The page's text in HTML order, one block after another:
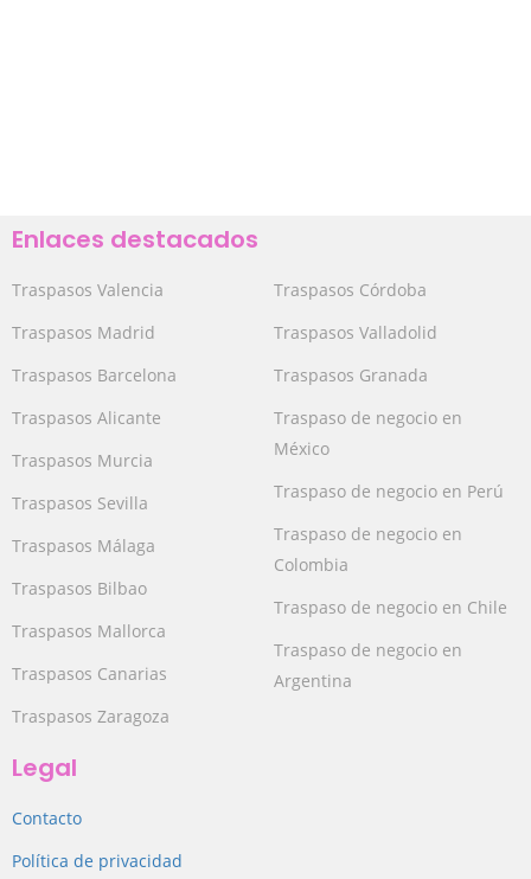
Enlaces destacados
Traspasos Valencia
Traspasos Madrid
Traspasos Barcelona
Traspasos Alicante
Traspasos Murcia
Traspasos Sevilla
Traspasos Málaga
Traspasos Bilbao
Traspasos Mallorca
Traspasos Canarias
Traspasos Zaragoza
Traspasos Córdoba
Traspasos Valladolid
Traspasos Granada
Traspaso de negocio en
México
Traspaso de negocio en Perú
Traspaso de negocio en
Colombia
Traspaso de negocio en Chile
Traspaso de negocio en
Argentina
Legal
Contacto
Política de privacidad